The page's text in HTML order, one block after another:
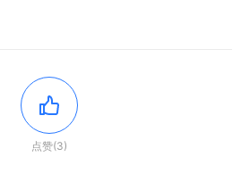
点赞(3)